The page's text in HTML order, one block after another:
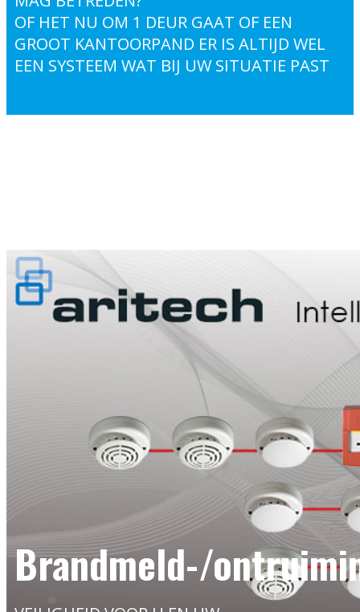
OF HET NU OM 1 DEUR GAAT OF EEN
GROOT KANTOORPAND ER IS ALTIJD WEL
EEN SYSTEEM WAT BIJ UW SITUATIE PAST
Brandmeld-/